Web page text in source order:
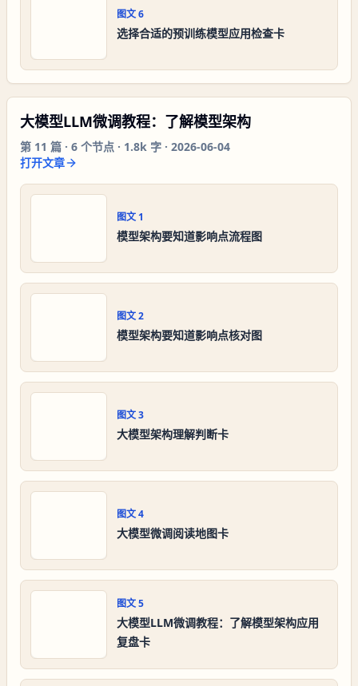
图文6
选择合适的预训练模型应用检查卡
大模型LLM微调教程：了解模型架构
第 11 篇 · 6 个节点 · 1.8k 字 · 2026-06-04
打开文章
图文 1
模型架构要知道影响点流程图
图文2
模型架构要知道影响点核对图
图文3
大模型架构理解判断卡
图文4
大模型微调阅读地图卡
图文5
大模型LLM微调教程：了解模型架构应用
复盘卡